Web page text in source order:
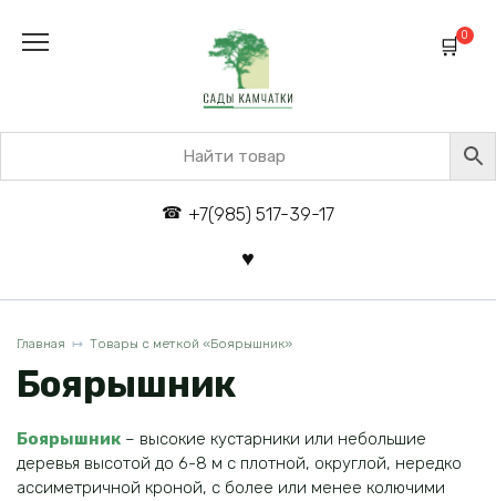
+7(985) 517-39-17
0
Главная Товары с меткой «Боярышник»
Боярышник
Боярышник – высокие кустарники или небольшие
деревья высотой до 6-8 м с плотной, округлой, нередко
ассиметричной кроной, с более или менее колючими